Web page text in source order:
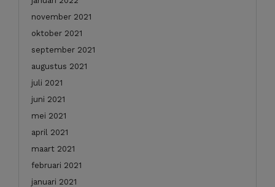
november 2021
oktober 2021
september 2021
augustus 2021
juli 2021
juni 2021
mei 2021
april 2021
maart 2021
februari 2021
januari 2021